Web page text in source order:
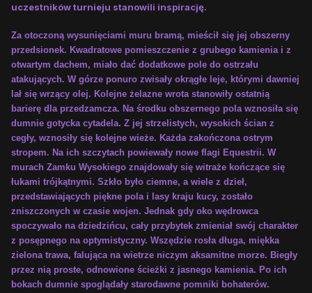
uczestników turnieju stanowili inspirację.
Za otoczoną wysunięciami muru bramą, mieścił się jej obszerny
przedsionek. Kwadratowe pomieszczenie z grubego kamienia i z
otwartym dachem, miało dać dodatkowe pole do ostrzału
atakujących. W górze ponuro zwisały okrągłe leje, którymi dawniej
lał się wrzący olej. Kolejne żelazne wrota stanowiły ostatnią
barierę dla przedzamcza. Na środku obszernego pola wznosiła się
dumnie gotycka cytadela. Z jej strzelistych, wysokich ścian z
cegły, wznosiły się kolejne wieże. Każda zakończona ostrym
stropem. Na ich szczytach powiewały nowe flagi Equestrii. W
murach Zamku Wysokiego znajdowały się witraże kończące się
łukami trójkątnymi. Szkło było ciemne, a wiele z dzieł,
przedstawiających piękne pola i lasy kraju kucy, zostało
zniszczonych w czasie wojen. Jednak gdy oko wędrowca
spoczywało na dziedzińcu, cały przybytek zmieniał swój charakter
z posępnego na optymistyczny. Wszędzie rosła długa, miękka
zielona trawa, falująca na wietrze niczym aksamitne morze. Biegły
przez nią proste, odnowione ścieżki z jasnego kamienia. Po ich
bokach dumnie spoglądały starodawne pomniki bohaterów.